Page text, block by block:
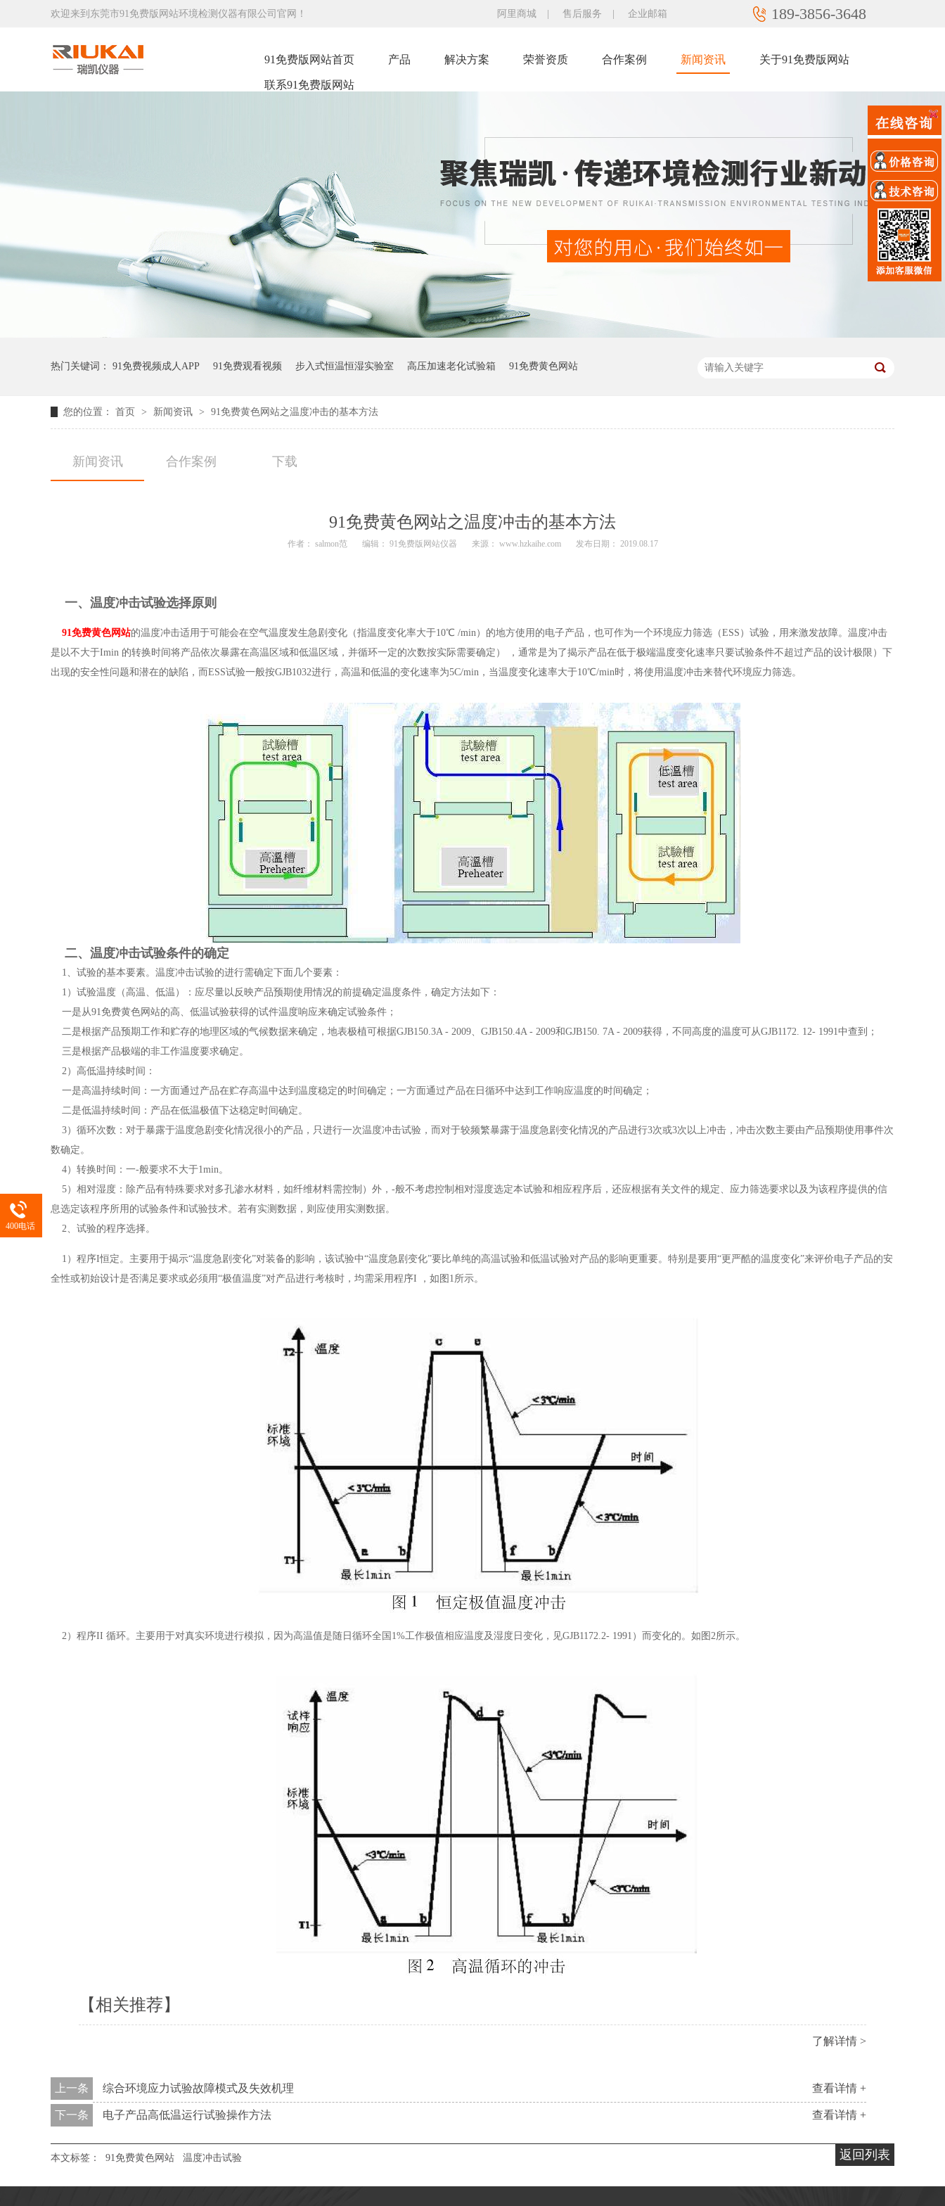
欢迎来到东莞市91免费版网站环境检测仪器有限公司官网！ 阿里商城 售后服务 企业邮箱 189-3856-3648
91免费版网站首页 产品 解决方案 荣誉资质 合作案例 新闻资讯 关于91免费版网站
联系91免费版网站
热门关键词： 91免费视频成人APP 91免费观看视频 步入式恒温恒湿实验室 高压加速老化试验箱 91免费黄色网站
您的位置： 首页 > 新闻资讯 > 91免费黄色网站之温度冲击的基本方法
新闻资讯 合作案例 下载
91免费黄色网站之温度冲击的基本方法
作者： salmon范 编辑： 91免费版网站仪器 来源： www.hzkaihe.com 发布日期： 2019.08.17
一、温度冲击试验选择原则
91免费黄色网站的温度冲击适用于可能会在空气温度发生急剧变化（指温度变化率大于10℃ /min）的地方使用的电子产品，也可作为一个环境应力筛选（ESS）试验，用来激发故障。温度冲击
是以不大于Imin 的转换时间将产品依次暴露在高温区域和低温区域，并循环一定的次数按实际需要确定） ，通常是为了揭示产品在低于极端温度变化速率只要试验条件不超过产品的设计极限）下
出现的安全性问题和潜在的缺陷，而ESS试验一般按GJB1032进行，高温和低温的变化速率为5C/min，当温度变化速率大于10℃/min时，将使用温度冲击来替代环境应力筛选。
二、温度冲击试验条件的确定
1、试验的基本要素。温度冲击试验的进行需确定下面几个要素：
1）试验温度（高温、低温）：应尽量以反映产品预期使用情况的前提确定温度条件，确定方法如下：
一是从91免费黄色网站的高、低温试验获得的试件温度响应来确定试验条件；
二是根据产品预期工作和贮存的地理区域的气候数据来确定，地表极植可根据GJB150.3A - 2009、GJB150.4A - 2009和GJB150. 7A - 2009获得，不同高度的温度可从GJB1172. 12- 1991中查到；
三是根据产品极端的非工作温度要求确定。
2）高低温持续时间：
一是高温持续时间：一方面通过产品在贮存高温中达到温度稳定的时间确定；一方面通过产品在日循环中达到工作响应温度的时间确定；
二是低温持续时间：产品在低温极值下达稳定时间确定。
3）循环次数：对于暴露于温度急剧变化情况很小的产品，只进行一次温度冲击试验，而对于较频繁暴露于温度急剧变化情况的产品进行3次或3次以上冲击，冲击次数主要由产品预期使用事件次
数确定。
4）转换时间：一-般要求不大于1min。
5）相对湿度：除产品有特殊要求对多孔渗水材料，如纤维材料需控制）外，-般不考虑控制相对湿度选定本试验和相应程序后，还应根据有关文件的规定、应力筛选要求以及为该程序提供的信
息选定该程序所用的试验条件和试验技术。若有实测数据，则应使用实测数据。
2、试验的程序选择。
1）程序I恒定。主要用于揭示“温度急剧变化”对装备的影响，该试验中“温度急剧变化”要比单纯的高温试验和低温试验对产品的影响更重要。特别是要用“更严酷的温度变化”来评价电子产品的安
全性或初始设计是否满足要求或必须用“极值温度”对产品进行考核时，均需采用程序I ，如图1所示。
2）程序II 循环。主要用于对真实环境进行模拟，因为高温值是随日循环全国1%工作极值相应温度及湿度日变化，见GJB1172.2- 1991）而变化的。如图2所示。
【相关推荐】
了解详情 >
查看详情 +
上一条 综合环境应力试验故障模式及失效机理
查看详情 +
下一条 电子产品高低温运行试验操作方法
返回列表
本文标签： 91免费黄色网站 温度冲击试验
400电话